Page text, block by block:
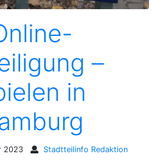
–
in
2023 Stadtteilinfo Redaktion